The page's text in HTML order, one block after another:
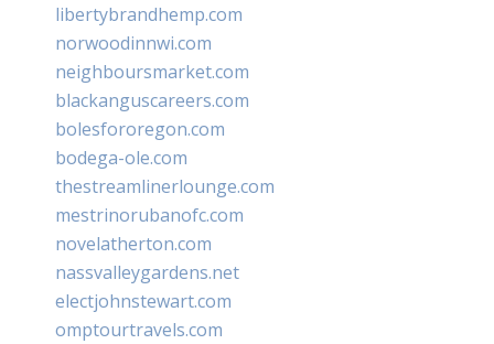
libertybrandhemp.com
norwoodinnwi.com
neighboursmarket.com
blackanguscareers.com
bolesfororegon.com
bodega-ole.com
thestreamlinerlounge.com
mestrinorubanofc.com
novelatherton.com
nassvalleygardens.net
electjohnstewart.com
omptourtravels.com